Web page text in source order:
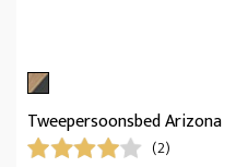
Tweepersoonsbed Arizona
(2)